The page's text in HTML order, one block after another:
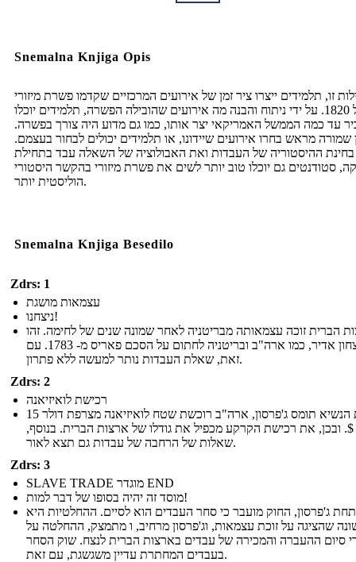
Snemalna Knjiga Opis
זו, תלמידים ייצרו ציר זמן של אירועים המרכזיים שקדמו פשרת מיזורי
של 1820. על ידי ניתוח והבנה מה אירועים שהובילה הפשרה, תלמידים יוכלו
עד כמה הממשל האמריקאי יצר אותו, כמו גם מדוע היה צורך בפשרה.
שמורה מראש בחרו אירועים שיידונו, או תלמידים יכולים לבחור בעצמם.
בחינת ההיסטוריה של העבדות ואת האבולוציה של השאלה עבד בתחילת
סטודנטים גם יוכלו טוב יותר לשים את פשרת מיזורי בהקשר היסטורי
הוליסטית יותר.
Snemalna Knjiga Besedilo
Zdrs: 1
עצמאות מושגת
ניצחנו!
הברית זוכה עצמאותה מבריטניה לאחר שמונה שנים של לחימה. זהו
ניצחון אדיר, כמו ארה"ב ובריטניה לחתום על הסכם פאריס מ- 1783. עם
זאת, שאלת העבדות נותר למעשה ללא פתרון.
Zdrs: 2
רכישת לואיזיאנה
תחת הנשיא תומס ג'פרסון, ארה"ב רוכשת שטח לואיזיאנה מצרפת דולר 15
$. ובכן, את רכישת הקרקע מכפיל את גודלו של ארצות הברית. בנוסף,
שאלות של הרחבה של עבדות גם תצא לאור.
Zdrs: 3
SLAVE TRADE מוגדר END
מוסד זה יהיה בסופו של דבר למות!
תחת ג'פרסון, החוק מועבר כי סחר העבדים הוא לסיים. ההחלטיות היא
שהציגה על זוכת עצמאות, וג'פרסון מרחיב, ו מתמצק, ההחלטה על
סיום ההעברה והמכירה של עבדים בארצות הברית לנצח. שוק הסחר
בעבדים המחתרת עדיין משגשגת, עם זאת.